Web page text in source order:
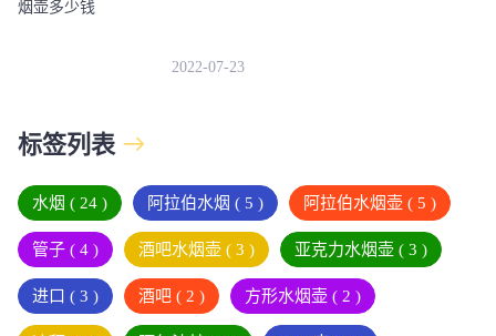
2022-07-23
标签列表
水烟 ( 24 ) 阿拉伯水烟 ( 5 ) 阿拉伯水烟壶 ( 5 )
管子 ( 4 ) 酒吧水烟壶 ( 3 ) 亚克力水烟壶 ( 3 )
进口 ( 3 ) 酒吧 ( 2 ) 方形水烟壶 ( 2 )